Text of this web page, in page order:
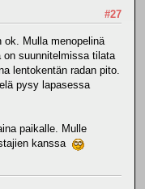
#27
ok. Mulla menopelinä
suunnitelmissa tilata
lentokentän radan pito.
pysy lapasessa
paikalle. Mulle
kanssa